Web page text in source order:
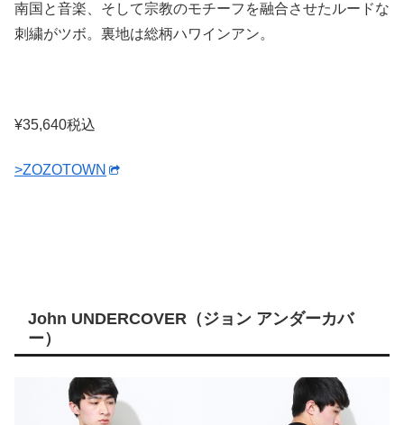
南国と音楽、そして宗教のモチーフを融合させたルードな
刺繍がツボ。裏地は総柄ハワインアン。
¥35,640税込
>ZOZOTOWN
John UNDERCOVER（ジョン アンダーカバ
ー）